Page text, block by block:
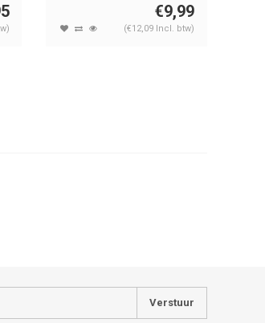
€9,99
(€12,09 Incl. btw)
Verstuur